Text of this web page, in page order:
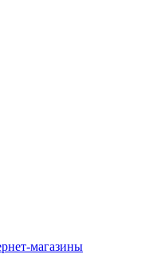
магазины